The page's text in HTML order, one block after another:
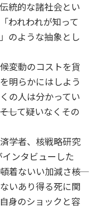
統的な諸社会とい
われわれが知って
のような抽象とし
変動のコストを貨
明らかにはしよう
の人は分かってい
して疑いなくその
学者、核戦略研究
ンタビューした
ないい加減さ――核
いあり得る死に関
自身のショックと容